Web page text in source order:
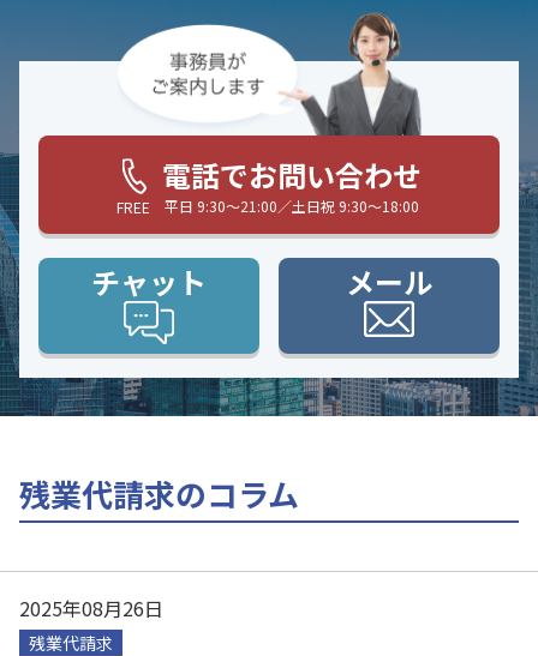
FREE
電話でお問い合わせ
平日 9:30〜21:00／土日祝 9:30〜18:00
チャット メール
残業代請求のコラム
2025年08月26日
残業代請求